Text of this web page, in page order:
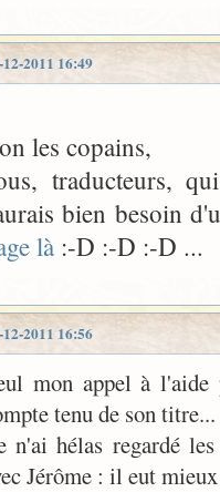
2011 16:49
les copains,
traducteurs,
bien besoin
là :-D :-D :-D ...
2011 16:56
mon appel à l'aide
tenu de son titre...
n'ai hélas regardé
Jérôme : il eut